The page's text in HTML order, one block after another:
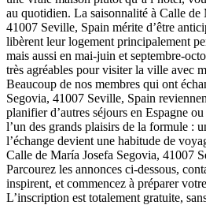
au quotidien. La saisonnalité à Calle de
41007 Seville, Spain mérite d’être
libèrent leur logement principalement
mais aussi en mai-juin et septembre-
très agréables pour visiter la ville avec
Beaucoup de nos membres qui ont
Segovia, 41007 Seville, Spain
planifier d’autres séjours en Espagne
l’un des grands plaisirs de la formule :
l’échange devient une habitude de
Calle de María Josefa Segovia, 41007
Parcourez les annonces ci-dessous,
inspirent, et commencez à préparer
L’inscription est totalement gratuite,